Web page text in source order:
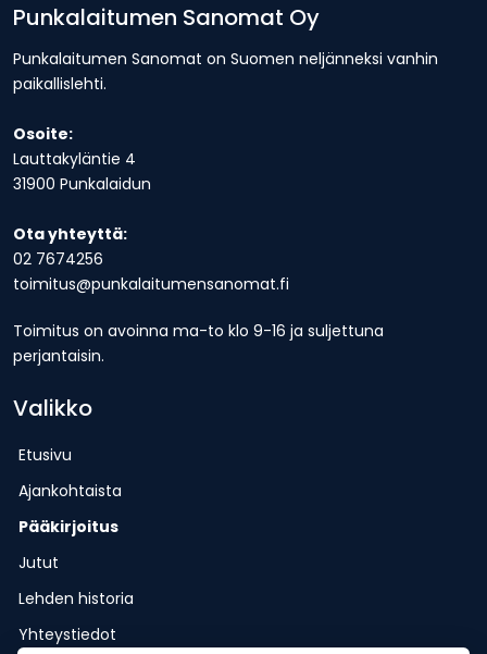
Punkalaitumen Sanomat Oy
Punkalaitumen Sanomat on Suomen neljänneksi vanhin
paikallislehti.
Osoite:
Lauttakyläntie 4
31900 Punkalaidun
Ota yhteyttä:
02 7674256
toimitus@punkalaitumensanomat.fi
Toimitus on avoinna ma-to klo 9-16 ja suljettuna
perjantaisin.
Valikko
Etusivu
Ajankohtaista
Pääkirjoitus
Jutut
Lehden historia
Yhteystiedot